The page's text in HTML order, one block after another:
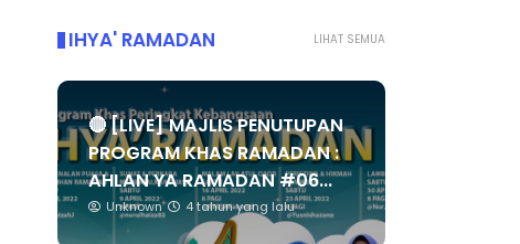
LIHAT SEMUA
IHYA' RAMADAN
🔴 [LIVE] MAJLIS PENUTUPAN
PROGRAM KHAS RAMADAN :
AHLAN YA RAMADAN #06...
Unknown 4 tahun yang lalu